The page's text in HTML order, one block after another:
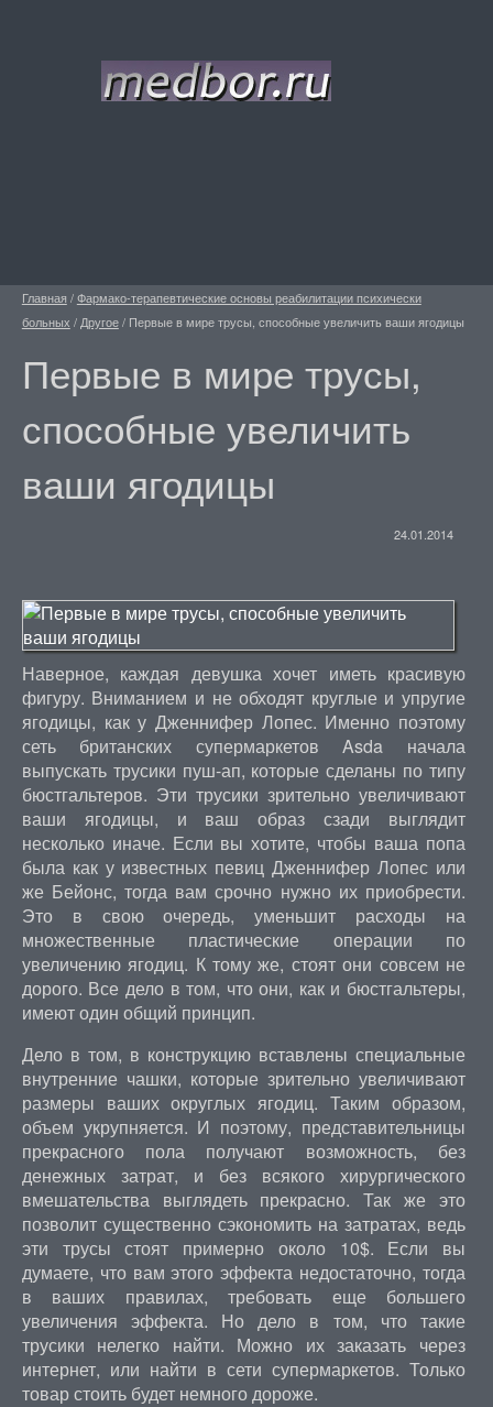
Главная /Фармако-терапевтические основы реабилитации психически
больных / Другое/ Первые в мире трусы, способные увеличить ваши ягодицы
Первые в мире трусы,
способные увеличить
ваши ягодицы
24.01.2014
Наверное, каждая девушка хочет иметь красивую
фигуру. Вниманием и не обходят круглые и упругие
ягодицы, как у Дженнифер Лопес. Именно поэтому
сеть британских супермаркетов Asda начала
выпускать трусики пуш-ап, которые сделаны по типу
бюстгальтеров. Эти трусики зрительно увеличивают
ваши ягодицы, и ваш образ сзади выглядит
несколько иначе. Если вы хотите, чтобы ваша попа
была как у известных певиц Дженнифер Лопес или
же Бейонс, тогда вам срочно нужно их приобрести.
Это в свою очередь, уменьшит расходы на
множественные пластические операции по
увеличению ягодиц. К тому же, стоят они совсем не
дорого. Все дело в том, что они, как и бюстгальтеры,
имеют один общий принцип.
Дело в том, в конструкцию вставлены специальные
внутренние чашки, которые зрительно увеличивают
размеры ваших округлых ягодиц. Таким образом,
объем укрупняется. И поэтому, представительницы
прекрасного пола получают возможность, без
денежных затрат, и без всякого хирургического
вмешательства выглядеть прекрасно. Так же это
позволит существенно сэкономить на затратах, ведь
эти трусы стоят примерно около 10$. Если вы
думаете, что вам этого эффекта недостаточно, тогда
в ваших правилах, требовать еще большего
увеличения эффекта. Но дело в том, что такие
трусики нелегко найти. Можно их заказать через
интернет, или найти в сети супермаркетов. Только
товар стоить будет немного дороже.